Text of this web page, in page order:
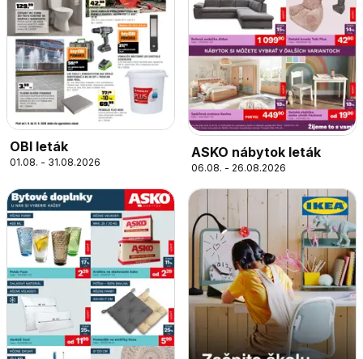
OBI leták
01.08. - 31.08.2026
ASKO nábytok leták
06.08. - 26.08.2026